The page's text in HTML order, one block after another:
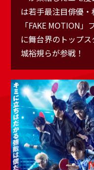
は若手最注目俳優・
「FAKE MOTION
に舞台界のトップ
城裕規らが参戦！